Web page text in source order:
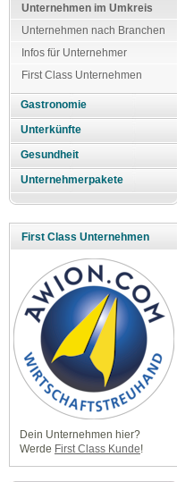
Unternehmen im Umkreis
Unternehmen nach Branchen
Infos für Unternehmer
First Class Unternehmen
Gastronomie
Unterkünfte
Gesundheit
Unternehmerpakete
First Class Unternehmen
Dein Unternehmen hier?
Werde First Class Kunde!